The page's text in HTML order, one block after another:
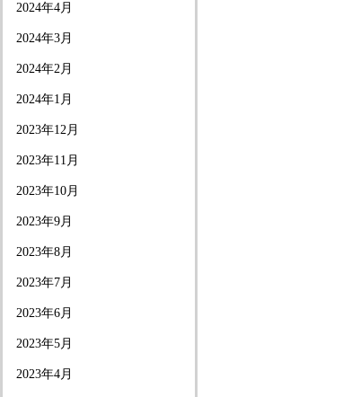
2024年4月
2024年3月
2024年2月
2024年1月
2023年12月
2023年11月
2023年10月
2023年9月
2023年8月
2023年7月
2023年6月
2023年5月
2023年4月